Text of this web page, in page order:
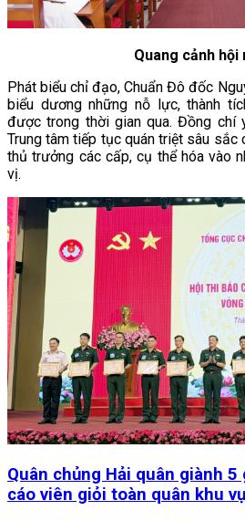
Quang cảnh hội
Phát biểu chỉ đạo, Chuẩn Đô đốc
biểu dương những nỗ lực, thành
được trong thời gian qua. Đồng chí
Trung tâm tiếp tục quán triệt sâu sắc
thủ trưởng các cấp, cụ thể hóa vào
vị.
Quân chủng Hải quân giành
cáo viên giỏi toàn quân khu